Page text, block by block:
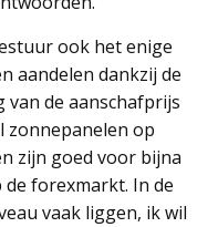
ook het enige
aandelen dankzij de
de aanschafprijs
zonnepanelen op
zijn goed voor bijna
de forexmarkt. In de
vaak liggen, ik wil